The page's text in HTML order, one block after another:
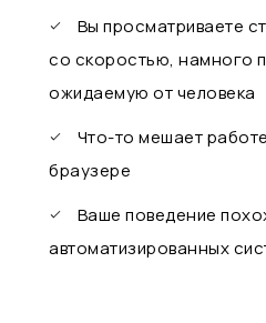
Вы просматриваете
со скоростью, намного
ожидаемую от человека
Что-то мешает
браузере
Ваше поведение
автоматизированных